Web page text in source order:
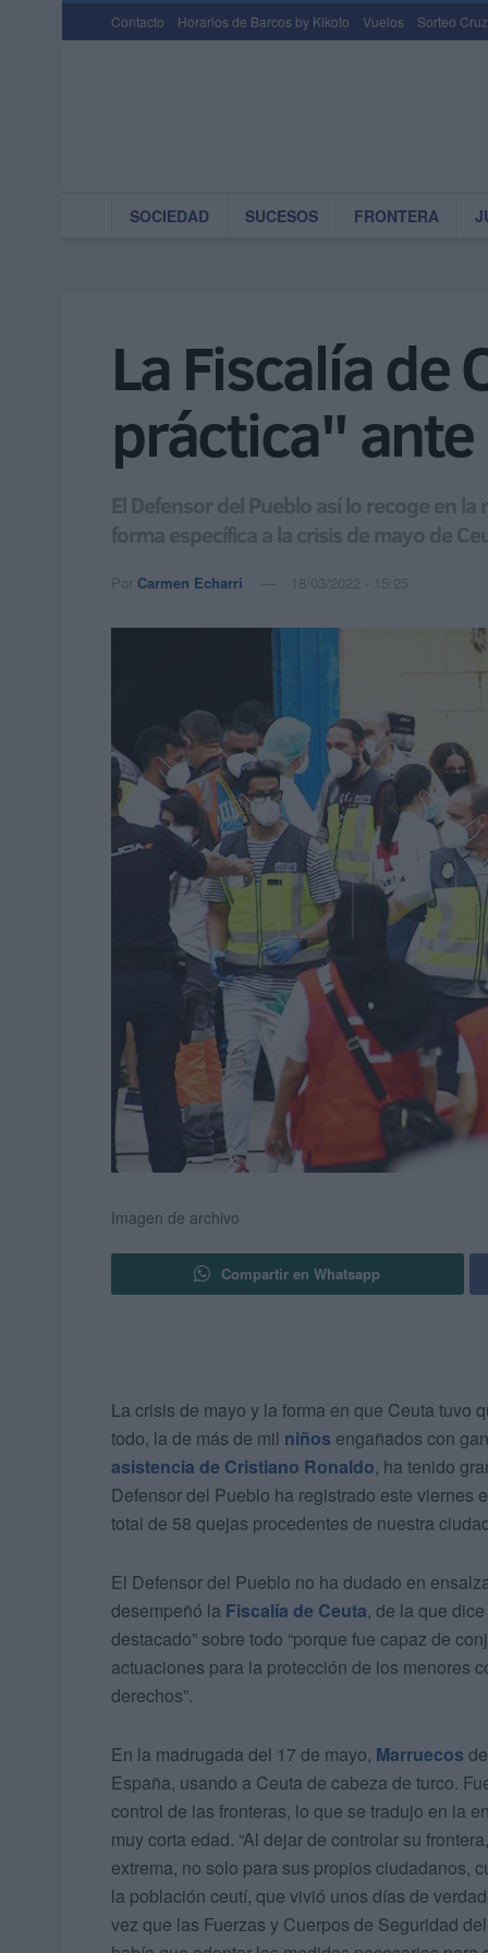
Contacto Horarios de Barcos by Kikoto Vuelos Sorteo
SOCIEDAD SUCESOS FRONTERA
La Fiscalía de
práctica"
El Defensor del Pueblo así lo recoge en
forma específica a la crisis de mayo de
Por Carmen Echarri 18/03/2022 - 15:25
Imagen de archivo
Compartir en Whatsapp
La crisis de mayo y la forma en que Ceuta tuvo
todo, la de más de mil niños engañados con
asistencia de Cristiano Ronaldo, ha tenido
Defensor del Pueblo ha registrado este viernes
total de 58 quejas procedentes de nuestra
El Defensor del Pueblo no ha dudado en
desempeñó la Fiscalía de Ceuta, de la que
destacado” sobre todo “porque fue capaz de
actuaciones para la protección de los menores
derechos”.
En la madrugada del 17 de mayo, Marruecos
España, usando a Ceuta de cabeza de turco.
control de las fronteras, lo que se tradujo en la
muy corta edad. “Al dejar de controlar su
extrema, no solo para sus propios ciudadanos,
la población ceutí, que vivió unos días de
vez que las Fuerzas y Cuerpos de Seguridad